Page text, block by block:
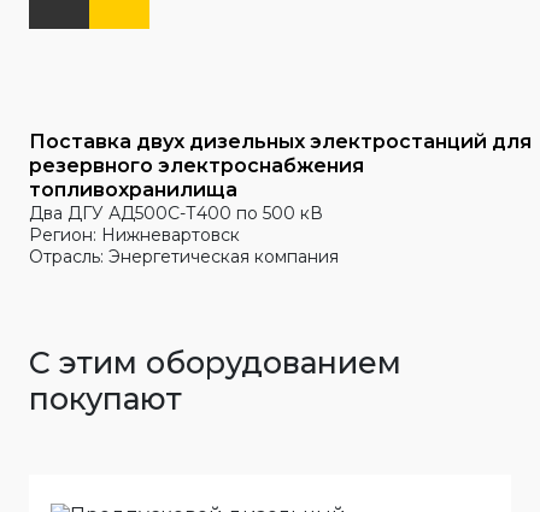
Поставка двух дизельных электростанций для
резервного электроснабжения
топливохранилища
Два ДГУ АД500С-Т400 по 500 кВ
Регион: Нижневартовск
Отрасль: Энергетическая компания
С этим оборудованием
покупают